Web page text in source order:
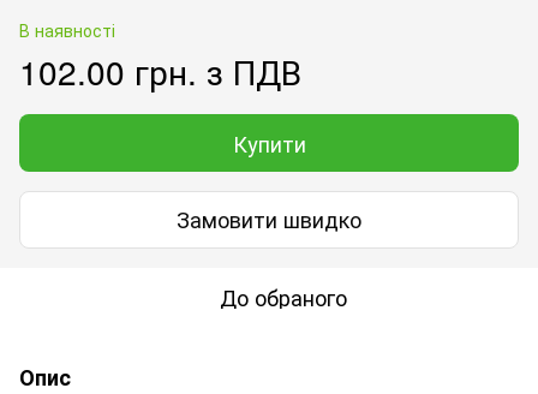
В наявності
102.00 грн. з ПДВ
Купити
Замовити швидко
До обраного
Опис